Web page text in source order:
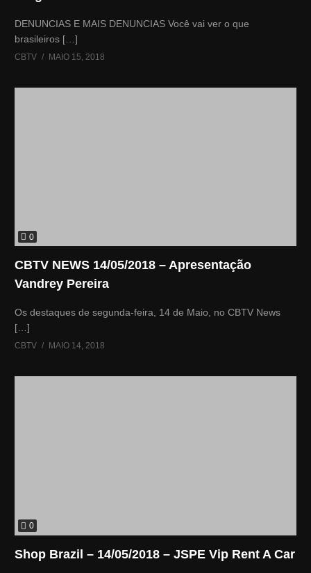
DENUNCIAS E MAIS DENUNCIAS Você vai ver o que
brasileiros […]
CBTV MAIO 15, 2018
0
CBTV NEWS 14/05/2018 – Apresentação
Vandrey Pereira
Os destaques de segunda-feira, 14 de Maio, no CBTV News
[…]
CBTV MAIO 14, 2018
0
Shop Brazil – 14/05/2018 – JSPE Vip Rent A Car